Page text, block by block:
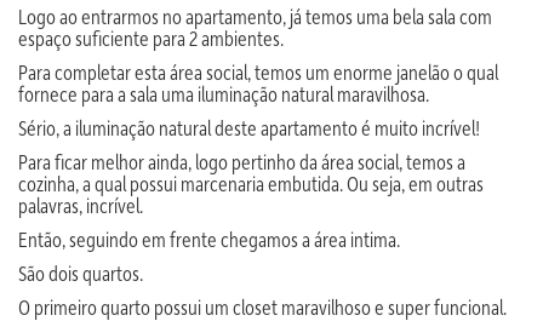
Logo ao entrarmos no apartamento, já temos uma bela sala com
espaço suficiente para 2 ambientes.
Para completar esta área social, temos um enorme janelão o qual
fornece para a sala uma iluminação natural maravilhosa.
Sério, a iluminação natural deste apartamento é muito incrível!
Para ficar melhor ainda, logo pertinho da área social, temos a
cozinha, a qual possui marcenaria embutida. Ou seja, em outras
palavras, incrível.
Então, seguindo em frente chegamos a área intima.
São dois quartos.
O primeiro quarto possui um closet maravilhoso e super funcional.